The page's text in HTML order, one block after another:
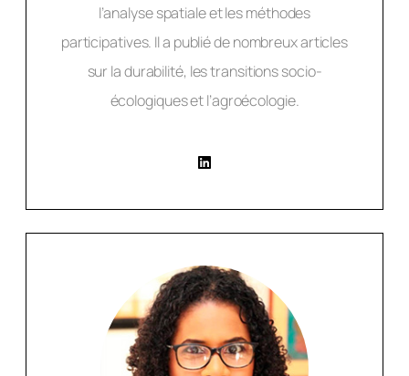
l’analyse spatiale et les méthodes
participatives. Il a publié de nombreux articles
sur la durabilité, les transitions socio-
écologiques et l’agroécologie.